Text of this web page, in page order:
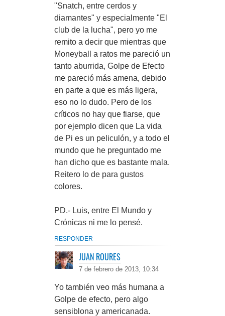
"Snatch, entre cerdos y
diamantes" y especialmente "El
club de la lucha", pero yo me
remito a decir que mientras que
Moneyball a ratos me pareció un
tanto aburrida, Golpe de Efecto
me pareció más amena, debido
en parte a que es más ligera,
eso no lo dudo. Pero de los
críticos no hay que fiarse, que
por ejemplo dicen que La vida
de Pi es un peliculón, y a todo el
mundo que he preguntado me
han dicho que es bastante mala.
Reitero lo de para gustos
colores.
PD.- Luis, entre El Mundo y
Crónicas ni me lo pensé.
RESPONDER
JUAN ROURES
7 de febrero de 2013, 10:34
Yo también veo más humana a
Golpe de efecto, pero algo
sensiblona y americanada.